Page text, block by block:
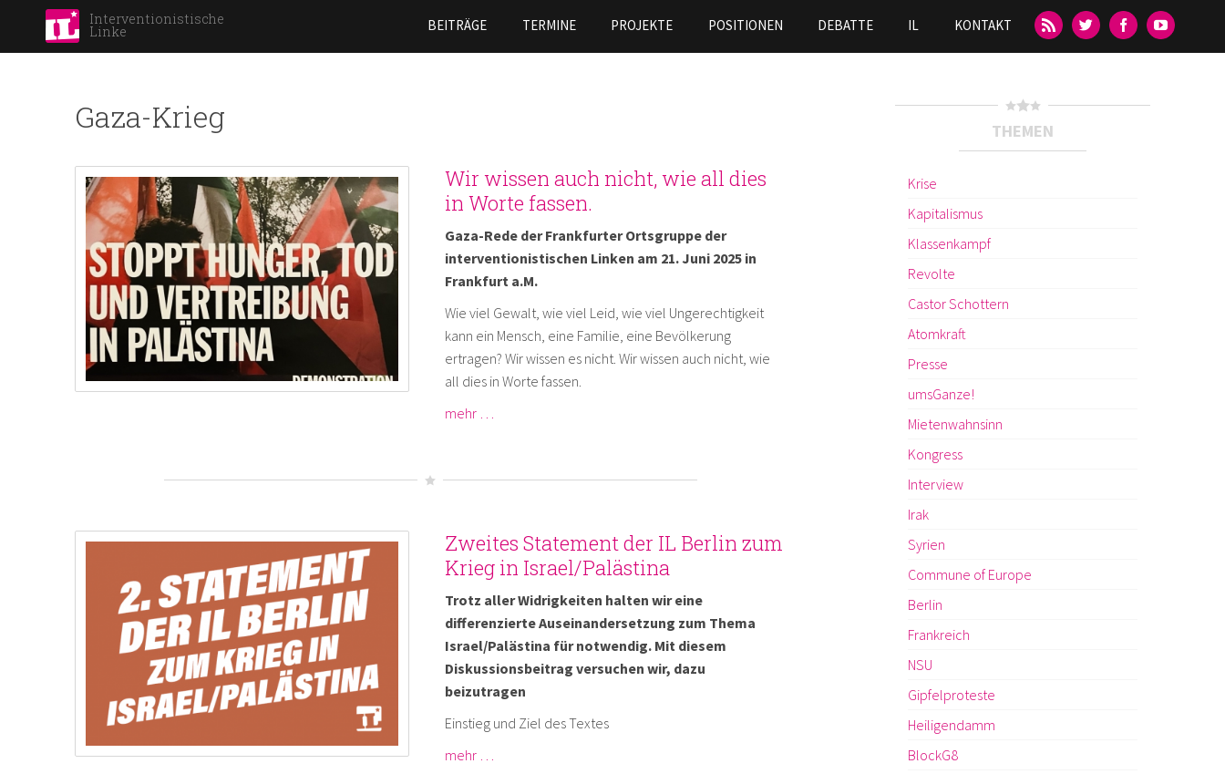
zum
Inhalt
Interventionistische
Linke BEITRÄGE TERMINE PROJEKTE POSITIONEN DEBATTE IL KONTAKT
Gaza-Krieg
Wir wissen auch nicht, wie all dies
in Worte fassen.
Gaza-Rede der Frankfurter Ortsgruppe der
interventionistischen Linken am 21. Juni 2025 in
Frankfurt a.M.
Wie viel Gewalt, wie viel Leid, wie viel Ungerechtigkeit
kann ein Mensch, eine Familie, eine Bevölkerung
ertragen? Wir wissen es nicht. Wir wissen auch nicht, wie
all dies in Worte fassen.
mehr …
Zweites Statement der IL Berlin zum
Krieg in Israel/Palästina
Trotz aller Widrigkeiten halten wir eine
differenzierte Auseinandersetzung zum Thema
Israel/Palästina für notwendig. Mit diesem
Diskussionsbeitrag versuchen wir, dazu
beizutragen
Einstieg und Ziel des Textes
mehr …
THEMEN
Krise
Kapitalismus
Klassenkampf
Revolte
Castor Schottern
Atomkraft
Presse
umsGanze!
Mietenwahnsinn
Kongress
Interview
Irak
Syrien
Commune of Europe
Berlin
Frankreich
NSU
Gipfelproteste
Heiligendamm
BlockG8